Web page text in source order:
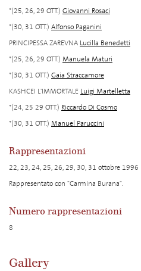
*(25, 26, 29 OTT.) Giovanni Rosaci
*(30, 31 OTT.) Alfonso Paganini
PRINCIPESSA ZAREVNA Lucilla Benedetti
*(25, 26, 29 OTT.) Manuela Maturi
*(30, 31 OTT.) Gaia Straccamore
KASHCEI L'IMMORTALE Luigi Martelletta
*(24, 25 29 OTT.) Riccardo Di Cosmo
*(30, 31 OTT.) Manuel Paruccini
Rappresentazioni
22, 23, 24, 25, 26, 29, 30, 31 ottobre 1996
Rappresentato con "Carmina Burana".
Numero rappresentazioni
8
Gallery